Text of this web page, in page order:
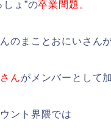
しょ”の卒業問題。
のまことおにいさん
んがメンバーとして
ント界隈では